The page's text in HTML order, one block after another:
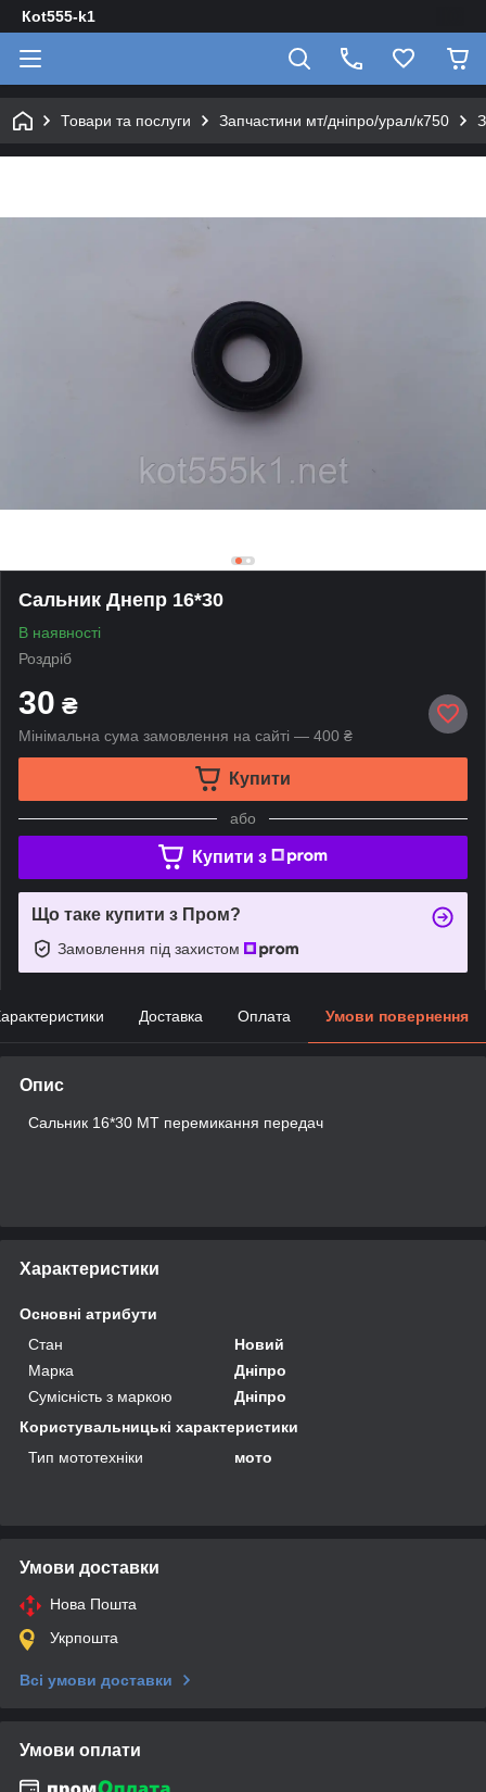
Кot555-k1
Товари та послуги Запчастини мт/дніпро/урал/к750
Сальник Днепр 16*30
В наявності
Роздріб
30 ₴
Мінімальна сума замовлення на сайті — 400 ₴
Купити
або
Купити з
Що таке купити з Пром?
Замовлення під захистом
Доставка Оплата Умови повернення
Опис
Сальник 16*30 МТ перемикання передач
Характеристики
Основні атрибути
Стан
Новий
Марка
Дніпро
Сумісність з маркою
Дніпро
Користувальницькі характеристики
Тип мототехніки
мото
Умови доставки
Нова Пошта
Укрпошта
Всі умови доставки
Умови оплати